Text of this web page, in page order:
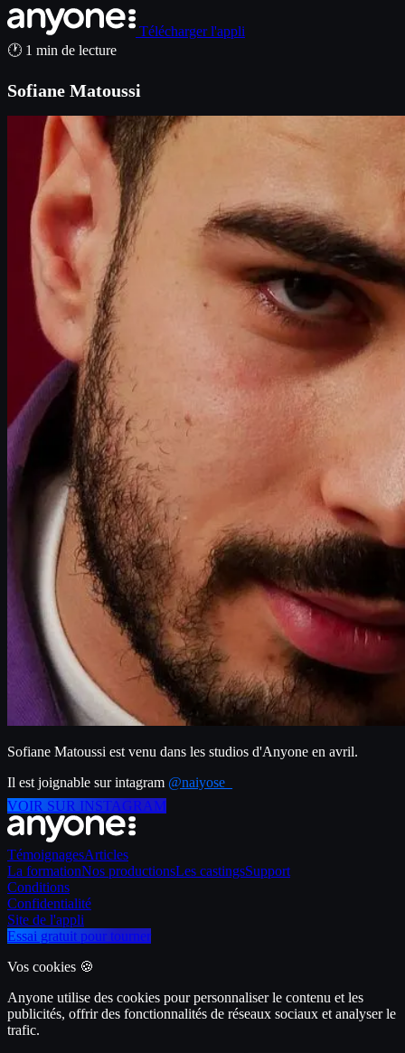
Télécharger l'appli
🕐 1 min de lecture
Sofiane Matoussi
Sofiane Matoussi est venu dans les studios d'Anyone en avril.
Il est joignable sur intagram @naiyose_
VOIR SUR INSTAGRAM
TémoignagesArticles
La formationNos productionsLes castingsSupport
Conditions
Confidentialité
Site de l'appli
Essai gratuit pour tourner
Vos cookies 🍪
Anyone utilise des cookies pour personnaliser le contenu et les
publicités, offrir des fonctionnalités de réseaux sociaux et analyser le
trafic.